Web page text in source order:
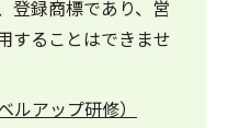
登録商標であり、営
することはできませ
アップ研修）